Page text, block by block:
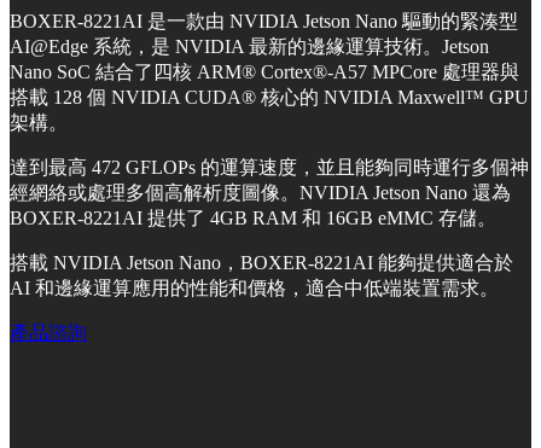
BOXER-8221AI 是一款由 NVIDIA Jetson Nano 驅動的緊湊型
AI@Edge 系統，是 NVIDIA 最新的邊緣運算技術。Jetson
Nano SoC 結合了四核 ARM® Cortex®-A57 MPCore 處理器與
搭載 128 個 NVIDIA CUDA® 核心的 NVIDIA Maxwell™ GPU
架構。
達到最高 472 GFLOPs 的運算速度，並且能夠同時運行多個神
經網絡或處理多個高解析度圖像。NVIDIA Jetson Nano 還為
BOXER-8221AI 提供了 4GB RAM 和 16GB eMMC 存儲。
搭載 NVIDIA Jetson Nano，BOXER-8221AI 能夠提供適合於
AI 和邊緣運算應用的性能和價格，適合中低端裝置需求。
產品諮詢